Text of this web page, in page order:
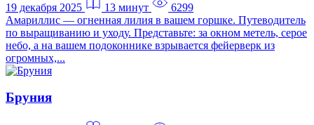
19 декабря 2025 13 минут
6299
Амариллис — огненная лилия в вашем горшке. Путеводитель
по выращиванию и уходу. Представьте: за окном метель, серое
небо, а на вашем подоконнике взрывается фейерверк из
огромных,...
Бруния